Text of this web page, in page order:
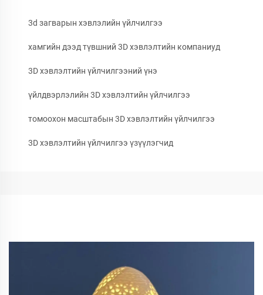
3d загварын хэвлэлийн үйлчилгээ
хамгийн дээд түвшний 3D хэвлэлтийн компаниуд
3D хэвлэлтийн үйлчилгээний үнэ
үйлдвэрлэлийн 3D хэвлэлтийн үйлчилгээ
томоохон масштабын 3D хэвлэлтийн үйлчилгээ
3D хэвлэлтийн үйлчилгээ үзүүлэгчид